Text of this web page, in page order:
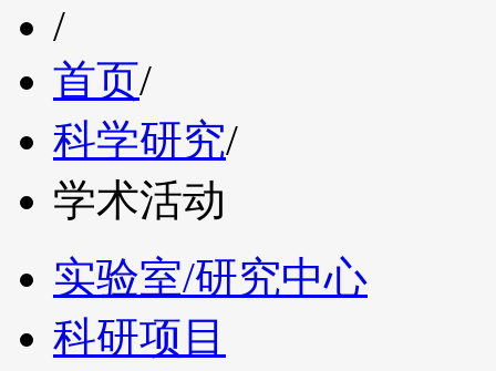
/
首页/
科学研究/
学术活动
实验室/研究中心
科研项目